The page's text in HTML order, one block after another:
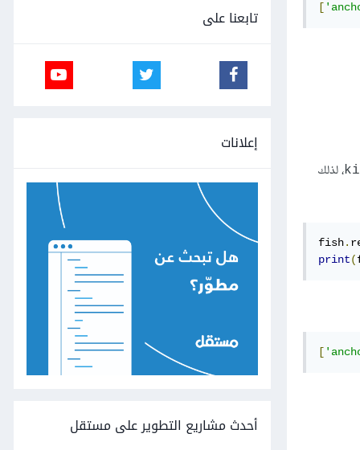
[
، لذلك
fish.
print(
[
تابعنا على
إعلانات
أحدث مشاريع التطوير على مستقل